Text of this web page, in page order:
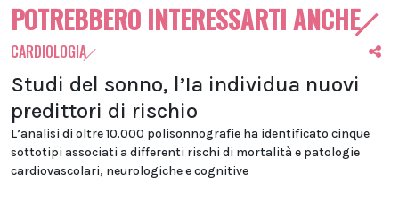
POTREBBERO INTERESSARTI ANCHE
CARDIOLOGIA
Studi del sonno, l’Ia individua nuovi
predittori di rischio
L’analisi di oltre 10.000 polisonnografie ha identificato cinque
sottotipi associati a differenti rischi di mortalità e patologie
cardiovascolari, neurologiche e cognitive